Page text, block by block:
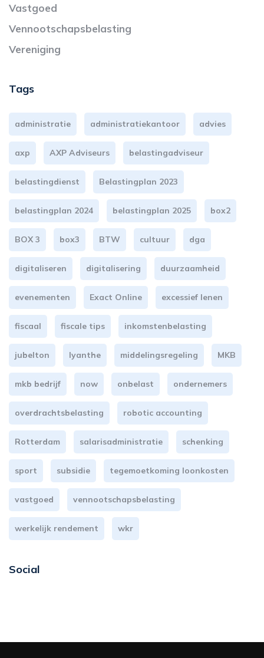
Vastgoed
Vennootschapsbelasting
Vereniging
Tags
administratie administratiekantoor advies
axp AXP Adviseurs belastingadviseur
belastingdienst Belastingplan 2023
belastingplan 2024 belastingplan 2025 box2
BOX 3 box3 BTW cultuur dga
digitaliseren digitalisering duurzaamheid
evenementen Exact Online excessief lenen
fiscaal fiscale tips inkomstenbelasting
jubelton lyanthe middelingsregeling MKB
mkb bedrijf now onbelast ondernemers
overdrachtsbelasting robotic accounting
Rotterdam salarisadministratie schenking
sport subsidie tegemoetkoming loonkosten
vastgoed vennootschapsbelasting
werkelijk rendement wkr
Social